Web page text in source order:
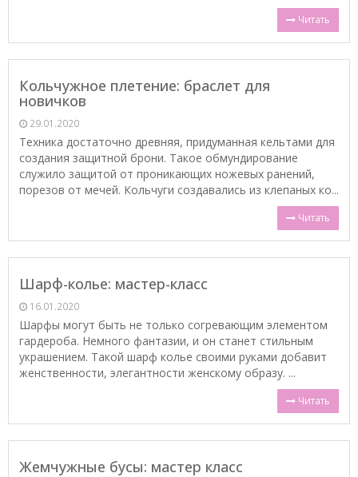
Читать
Кольчужное плетение: браслет для
новичков
29.01.2020
Техника достаточно древняя, придуманная кельтами для
создания защитной брони. Такое обмундирование
служило защитой от проникающих ножевых ранений,
порезов от мечей. Кольчуги создавались из клепаных ко...
Читать
Шарф-колье: мастер-класс
16.01.2020
Шарфы могут быть не только согревающим элементом
гардероба. Немного фантазии, и он станет стильным
украшением. Такой шарф колье своими руками добавит
женственности, элегантности женскому образу. ...
Читать
Жемчужные бусы: мастер класс